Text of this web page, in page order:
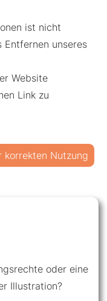
ist nicht
unseres
Website
Link zu
korrekten Nutzung
oder eine
Illustration?